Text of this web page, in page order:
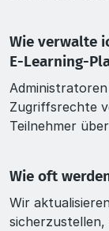
Wie verwalte
E-Learning-
Zugriffsrechte
Teilnehmer
Wie oft
Wir
sicherzustellen,